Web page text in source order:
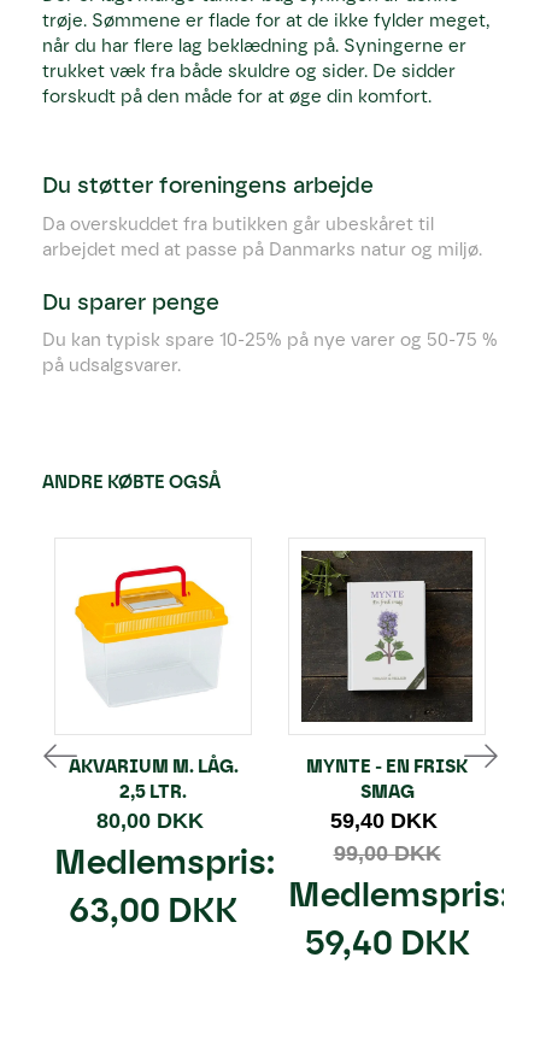
trøje. Sømmene er flade for at de ikke fylder meget,
når du har flere lag beklædning på. Syningerne er
trukket væk fra både skuldre og sider. De sidder
forskudt på den måde for at øge din komfort.
Du støtter foreningens arbejde
Da overskuddet fra butikken går ubeskåret til
arbejdet med at passe på Danmarks natur og miljø.
Du sparer penge
Du kan typisk spare 10-25% på nye varer og 50-75 %
på udsalgsvarer.
ANDRE KØBTE OGSÅ
AKVARIUM M. LÅG.
2,5 LTR.
80,00 DKK
Medlemspris:
63,00 DKK
MYNTE - EN FRISK
SMAG
59,40 DKK
99,00 DKK
Medlemspris:
59,40 DKK